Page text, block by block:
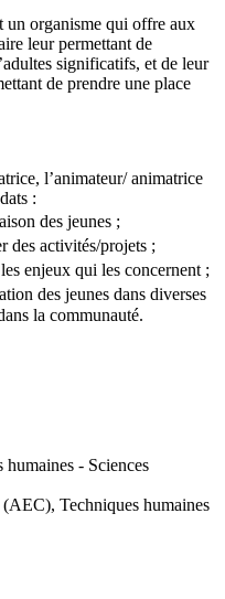
un organisme qui offre aux
leur permettant de
significatifs, et de leur
de prendre une place
l’animateur/ animatrice
:
des jeunes ;
des activités/projets ;
enjeux qui les concernent ;
des jeunes dans diverses
la communauté.
- Sciences
Techniques humaines